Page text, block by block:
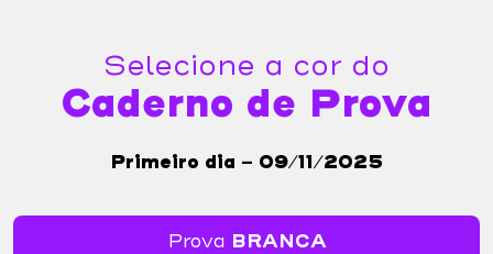
Selecione a cor do
Caderno de Prova
Primeiro dia - 09/11/2025
Prova BRANCA